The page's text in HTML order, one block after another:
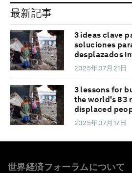
最新記事
3 ideas clave
soluciones
desplazados
2025年07月21日
3 lessons for
the world's 83
displaced
2025年07月17日
世界経済フォーラムについて